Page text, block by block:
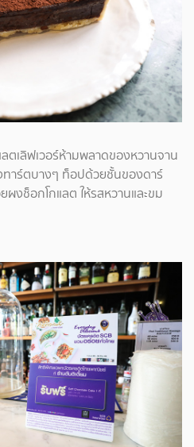
ตเลิฟเวอร์ห้ามพลาดของหวานจาน
าร์ตบางๆ ท็อปด้วยชั้นของดาร์
งช็อกโกแลต ให้รสหวานและขม